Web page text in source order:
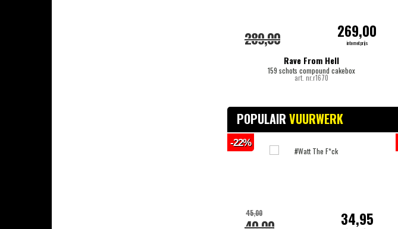
Rave From Hell
159 schots compound cakebox
art. nr.r1670
289,00 269,00
internetprijs
POPULAIRVUURWERK
45,00 34,95
-22%